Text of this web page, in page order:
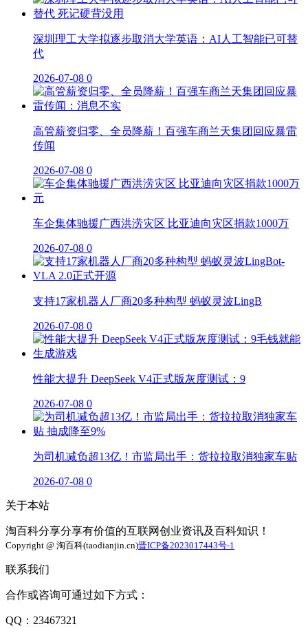
深圳理工大学拟逐步取消大学英语：AI人工智能已可替
代
2026-07-08 0
高管薪资归零、全员降薪！百强车商兰天集团回应暴雷
传闻
2026-07-08 0
车企集体驰援广西洪涝灾区 比亚迪向灾区捐款1000万
2026-07-08 0
支持17家机器人厂商20多种构型 蚂蚁灵波LingB
2026-07-08 0
性能大提升 DeepSeek V4正式版灰度测试：9
2026-07-08 0
为司机减负超13亿！市监局出手：货拉拉取消独家车贴
2026-07-08 0
关于本站
淘百科分享分享有价值的互联网创业资讯及百科知识！
Copyright @ 淘百科(taodianjin.cn)晋ICP备2023017443号-1
联系我们
合作或咨询可通过如下方式：
QQ：23467321